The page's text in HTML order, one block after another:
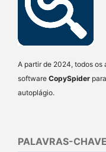
A partir de 2024, todos
software CopySpider
autoplágio.
PALAVRAS-CHAVE